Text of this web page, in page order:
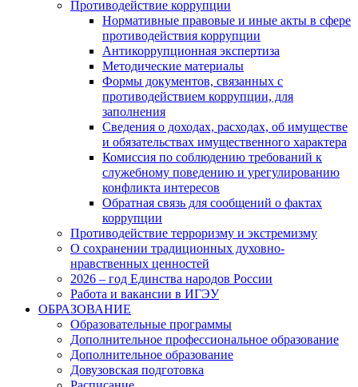
Противодействие коррупции
Нормативные правовые и иные акты в сфере
противодействия коррупции
Антикоррупционная экспертиза
Методические материалы
Формы документов, связанных с
противодействием коррупции, для
заполнения
Сведения о доходах, расходах, об имуществе
и обязательствах имущественного характера
Комиссия по соблюдению требований к
служебному поведению и урегулированию
конфликта интересов
Обратная связь для сообщений о фактах
коррупции
Противодействие терроризму и экстремизму
О сохранении традиционных духовно-
нравственных ценностей
2026 – год Единства народов России
Работа и вакансии в ИГЭУ
ОБРАЗОВАНИЕ
Образовательные программы
Дополнительное профессиональное образование
Дополнительное образование
Довузовская подготовка